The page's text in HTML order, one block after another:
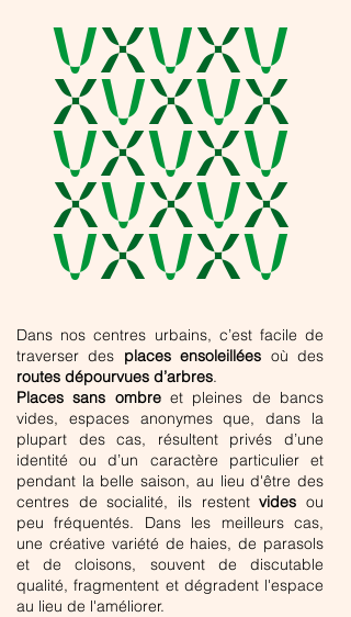
vxvxv
xvxvx
vxvxv
xvxvx
vxvxv
Dans nos centres urbains, c’est facile de
traverser des places ensoleillées où des
routes dépourvues d’arbres.
Places sans ombre et pleines de bancs
vides, espaces anonymes que, dans la
plupart des cas, résultent privés d’une
identité ou d’un caractère particulier et
pendant la belle saison, au lieu d'être des
centres de socialité, ils restentvides ou
peu fréquentés. Dans les meilleurs cas,
une créative variété de haies, de parasols
et de cloisons, souvent de discutable
qualité, fragmentent et dégradent l'espace
au lieu de l'améliorer.